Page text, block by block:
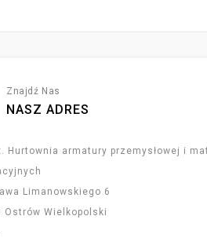
Znajdź Nas
NASZ ADRES
Hurtownia armatury przemysłowej i
Limanowskiego 6
Ostrów Wielkopolski